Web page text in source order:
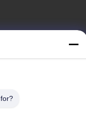
Guangzhou